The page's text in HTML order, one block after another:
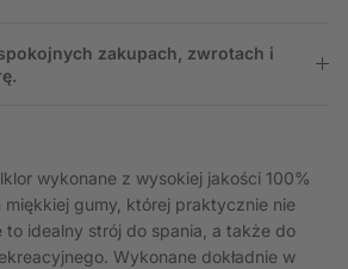
zakupach, zwrotach i
wykonane z wysokiej jakości 100%
miękkiej gumy, której praktycznie nie
idealny strój do spania, a także do
Wykonane dokładnie w